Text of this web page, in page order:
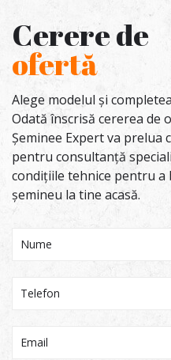
Cerere de
ofertă
Alege modelul și
Odată înscrisă cererea
Șeminee Expert va prelua
pentru consultanță
condițiile tehnice pentru
șemineu la tine acasă.